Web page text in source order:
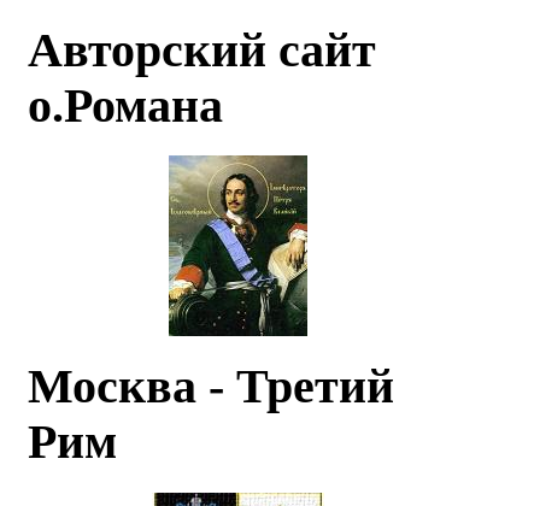
Авторский сайт
о.Романа
Москва - Третий
Рим